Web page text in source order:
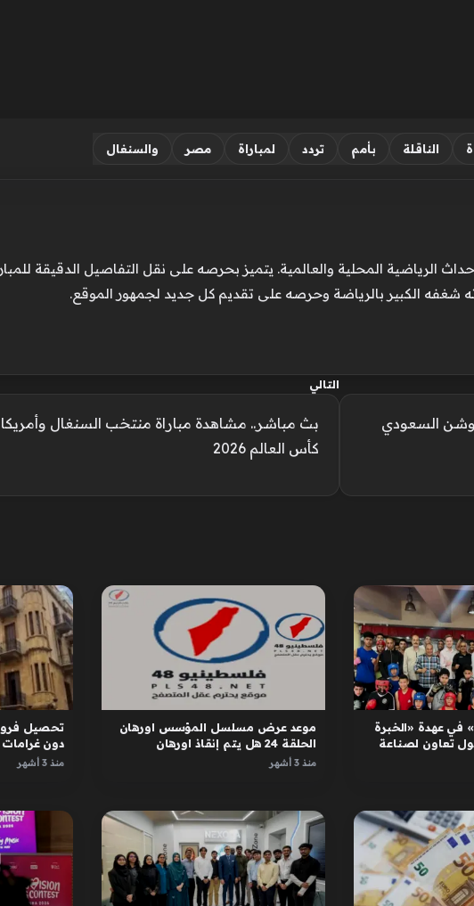
الناقلة بأمم تردد لمباراة مصر والسنغال
المحلية والعالمية. يتميز بحرصه على نقل التفاصيل الدقيقة
شغفه الكبير بالرياضة وحرصه على تقديم كل جديد لجمهور الموقع.
روشن السعودي
التالي
بث مباشر.. مشاهدة مباراة منتخب السنغال وأمريكا
كأس العالم 2026
في عهدة «الخبرة
تعاون لصناعة
موعد عرض مسلسل المؤسس اورهان
الحلقة 24 هل يتم إنقاذ اورهان
واسبورجا
منذ 3 أشهر
تحصيل فروق
دون
منذ 3 أشهر